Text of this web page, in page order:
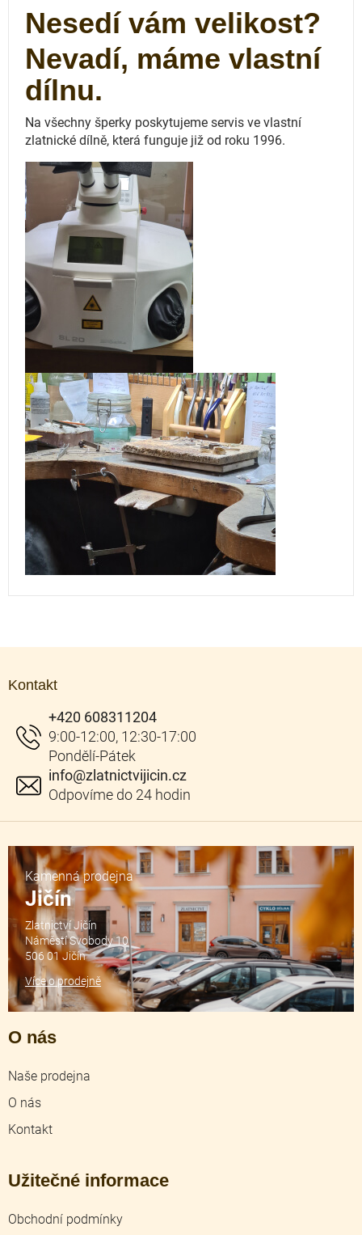
Nesedí vám velikost?
Nevadí, máme vlastní
dílnu.
Na všechny šperky poskytujeme servis ve vlastní
zlatnické dílně, která funguje již od roku 1996.
Kontakt
info@zlatnictvijicin.cz
+420 608311204
O nás
Naše prodejna
O nás
Kontakt
Užitečné informace
Obchodní podmínky
Kamenná prodejna
Jičín
Zlatnictví Jičín
Náměstí Svobody 10
506 01 Jičín
Více o prodejně